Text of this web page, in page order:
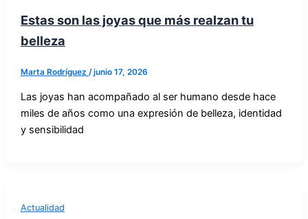
Estas son las joyas que más realzan tu
belleza
Marta Rodríguez /junio 17, 2026
Las joyas han acompañado al ser humano desde hace
miles de años como una expresión de belleza, identidad
y sensibilidad
Actualidad